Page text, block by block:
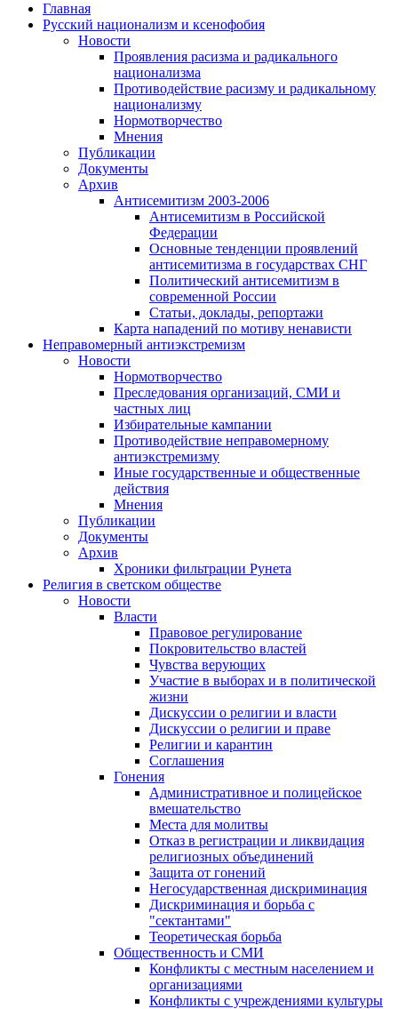
Главная
Русский национализм и ксенофобия
Новости
Проявления расизма и радикального
национализма
Противодействие расизму и радикальному
национализму
Нормотворчество
Мнения
Публикации
Документы
Архив
Антисемитизм 2003-2006
Антисемитизм в Российской
Федерации
Основные тенденции проявлений
антисемитизма в государствах СНГ
Политический антисемитизм в
современной России
Статьи, доклады, репортажи
Карта нападений по мотиву ненависти
Неправомерный антиэкстремизм
Новости
Нормотворчество
Преследования организаций, СМИ и
частных лиц
Избирательные кампании
Противодействие неправомерному
антиэкстремизму
Иные государственные и общественные
действия
Мнения
Публикации
Документы
Архив
Хроники фильтрации Рунета
Религия в светском обществе
Новости
Власти
Правовое регулирование
Покровительство властей
Чувства верующих
Участие в выборах и в политической
жизни
Дискуссии о религии и власти
Дискуссии о религии и праве
Религии и карантин
Соглашения
Гонения
Административное и полицейское
вмешательство
Места для молитвы
Отказ в регистрации и ликвидация
религиозных объединений
Защита от гонений
Негосударственная дискриминация
Дискриминация и борьба с
"сектантами"
Теоретическая борьба
Общественность и СМИ
Конфликты с местным населением и
организациями
Конфликты с учреждениями культуры